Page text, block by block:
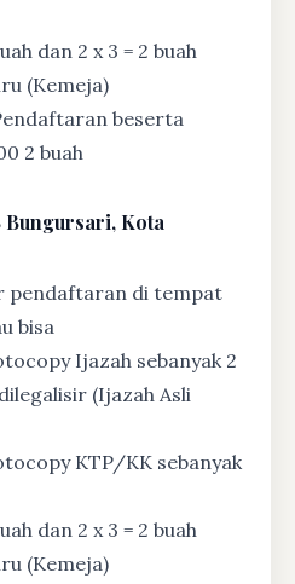
dan 2 x 3 = 2 buah
(Kemeja)
beserta
2 buah
Kota
pendaftaran di tempat
bisa
Ijazah sebanyak 2
(Ijazah Asli
KTP/KK sebanyak
dan 2 x 3 = 2 buah
(Kemeja)